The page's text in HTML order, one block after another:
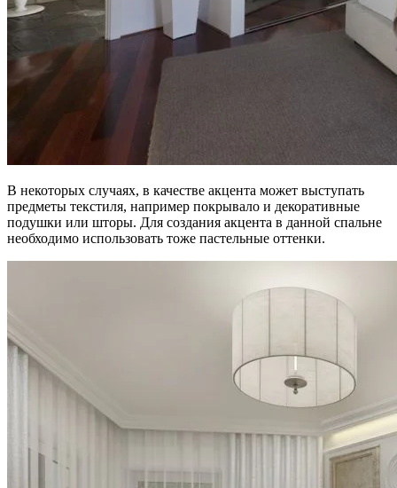
В некоторых случаях, в качестве акцента может выступать
предметы текстиля, например покрывало и декоративные
подушки или шторы. Для создания акцента в данной спальне
необходимо использовать тоже пастельные оттенки.